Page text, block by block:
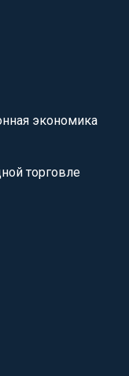
экономика
торговле